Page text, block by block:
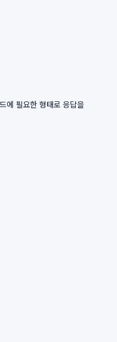
에 필요한 형태로 응답을